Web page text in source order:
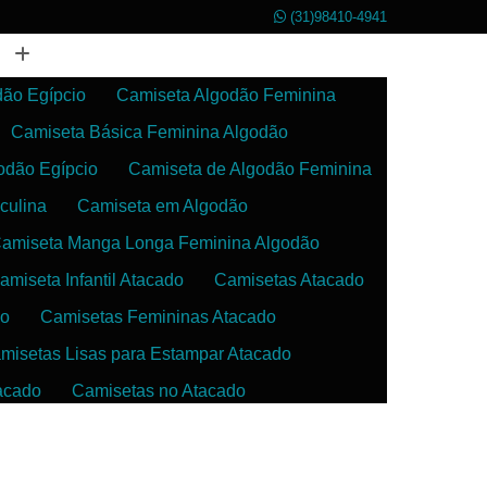
(31)98410-4941
Egípcio
Camiseta Algodão Feminina
Camiseta Básica Feminina Algodão
Egípcio
Camiseta de Algodão Feminina
Camiseta em Algodão
Manga Longa Feminina Algodão
Infantil Atacado
Camisetas Atacado
Camisetas Femininas Atacado
Lisas para Estampar Atacado
Camisetas no Atacado